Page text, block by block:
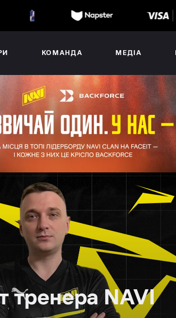
КОМАНДА МЕДІА
тренера NAVI